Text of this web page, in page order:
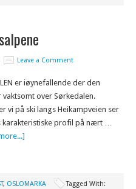
Leave a Comment
er iøynefallende der den
vaktsomt over Sørkedalen.
vi på ski langs Heikampveien ser
karakteristiske profil på nært …
, OSLOMARKA
Tagged With: